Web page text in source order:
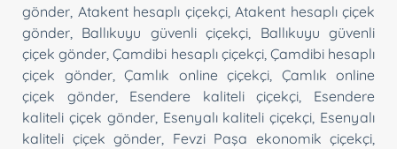
gönder Atakent hesaplı çiçekçi, Atakent hesaplı çiçek
gönder
Ballıkuyu güvenli çiçekçi
Ballıkuyu güvenli
çiçek gönder ,Çamdibi hesaplı çiçekçi, Çamdibi hesaplı
çiçek gönder, Çamlık online çiçekçi
Çamlık online
çiçek gönder, Esendere kaliteli çiçekçi
Esendere
kaliteli çiçek gönder, Esenyalı kaliteli çiçekçi Esenyalı
kaliteli çiçek gönder
Fevzi Paşa ekonomik çiçekçi